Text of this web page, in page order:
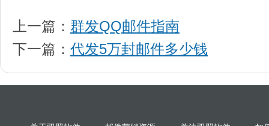
上一篇： 群发QQ邮件指南
下一篇： 代发5万封邮件多少钱